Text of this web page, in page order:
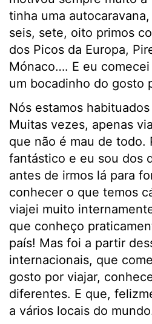
tinha uma
seis, sete, oito primos
dos Picos da Europa,
Mónaco…. E eu comecei
um bocadinho do gosto
Nós estamos
Muitas vezes, apenas
que não é mau de todo.
fantástico e eu sou dos
antes de irmos lá para
conhecer o que temos
viajei muito
que conheço
país! Mas foi a partir
internacionais, que
gosto por viajar,
diferentes. E que,
a vários locais do